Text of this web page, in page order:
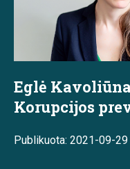
Eglė
Korupcijos
Publikuota: 2021-09-29